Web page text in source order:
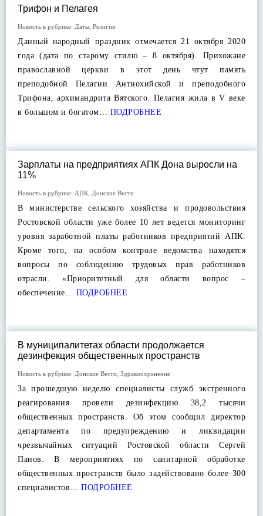
Трифон и Пелагея
Новость в рубрике: Даты Религия
Данный народный праздник отмечается 21 октября 2020
года (дата по старому стилю – 8 октября). Прихожане
православной церкви в этот день чтут память
преподобной Пелагии Антиохийской и преподобного
Трифона, архимандрита Вятского. Пелагия жила в V веке
в большом и богатом… ПОДРОБНЕЕ
Зарплаты на предприятиях АПК Дона выросли на
11%
Новость в рубрике: АПК Донские Вести
В министерстве сельского хозяйства и продовольствия
Ростовской области уже более 10 лет ведется мониторинг
уровня заработной платы работников предприятий АПК.
Кроме того, на особом контроле ведомства находятся
вопросы по соблюдению трудовых прав работников
отрасли. «Приоритетный для области вопрос –
обеспечение… ПОДРОБНЕЕ
В муниципалитетах области продолжается
дезинфекция общественных пространств
Новость в рубрике: Донские Вести Здравоохранение
За прошедшую неделю специалисты служб экстренного
реагирования провели дезинфекцию 38,2 тысячи
общественных пространств. Об этом сообщил директор
департамента по предупреждению и ликвидации
чрезвычайных ситуаций Ростовской области Сергей
Панов. В мероприятиях по санитарной обработке
общественных пространств было задействовано более 300
специалистов… ПОДРОБНЕЕ